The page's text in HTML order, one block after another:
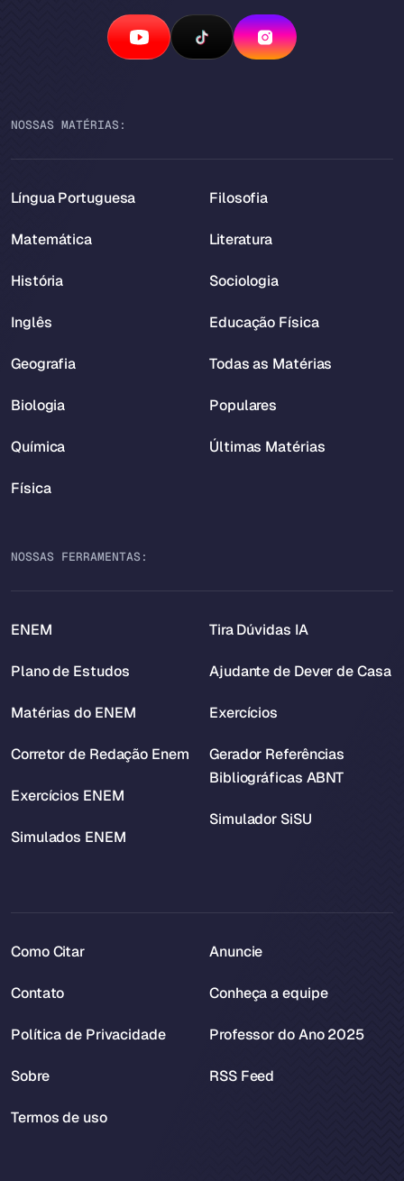
NOSSAS MATÉRIAS:
Língua Portuguesa
Matemática
História
Inglês
Geografia
Biologia
Química
Física
Filosofia
Literatura
Sociologia
Educação Física
Todas as Matérias
Populares
Últimas Matérias
NOSSAS FERRAMENTAS:
ENEM
Plano de Estudos
Matérias do ENEM
Corretor de Redação Enem
Exercícios ENEM
Simulados ENEM
Tira Dúvidas IA
Ajudante de Dever de Casa
Exercícios
Gerador Referências
Bibliográficas ABNT
Simulador SiSU
Como Citar
Contato
Política de Privacidade
Sobre
Termos de uso
Anuncie
Conheça a equipe
Professor do Ano 2025
RSS Feed